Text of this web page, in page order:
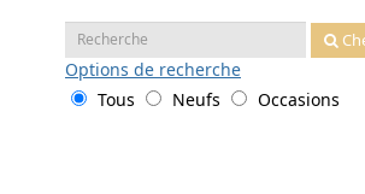
Recherche
:
Options de recherche
Tous
Neufs Occasions